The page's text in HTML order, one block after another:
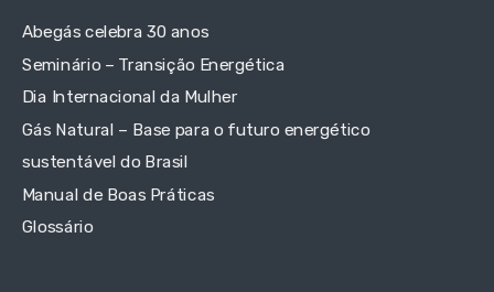
Abegás celebra 30 anos
Seminário – Transição Energética
Dia Internacional da Mulher
Gás Natural – Base para o futuro energético
sustentável do Brasil
Manual de Boas Práticas
Glossário